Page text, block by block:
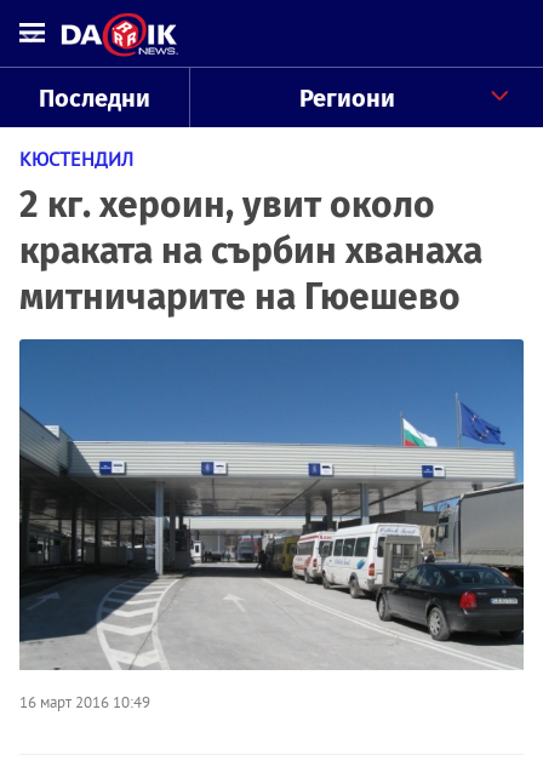
Последни Региони
КЮСТЕНДИЛ
2 кг. хероин, увит около
краката на сърбин хванаха
митничарите на Гюешево
16 март 2016 10:49